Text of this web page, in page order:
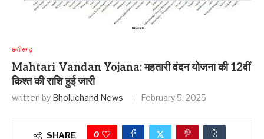
छत्तीसगढ़
Mahtari Vandan Yojana: महतारी वंदन योजना की 12वीं
किश्त की राशि हुई जारी
written by Bholuchand News February 5, 2025
SHARE 0